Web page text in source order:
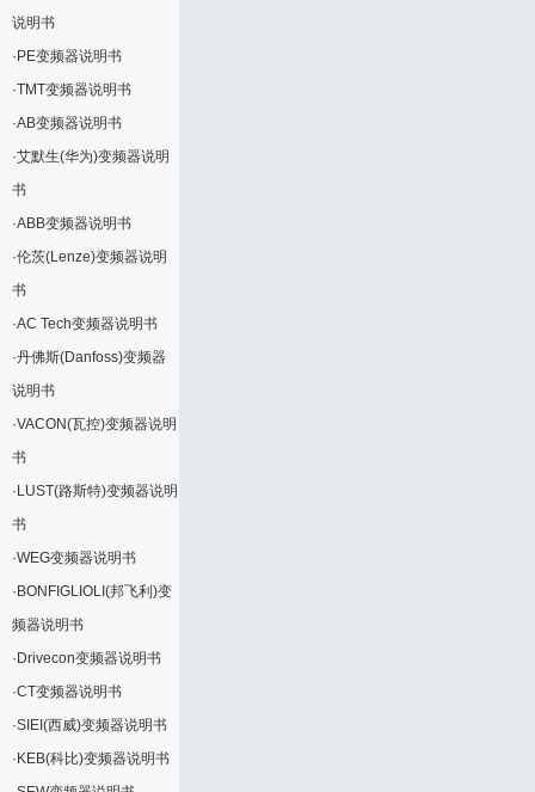
说明书
· PE变频器说明书
·TMT变频器说明书
·AB变频器说明书
·艾默生(华为)变频器说明
书
·ABB变频器说明书
·伦茨(Lenze)变频器说明
书
·AC Tech变频器说明书
·丹佛斯(Danfoss)变频器
说明书
·VACON(瓦控)变频器说明
书
· LUST(路斯特)变频器说明
书
·WEG变频器说明书
· BONFIGLIOLI(邦飞利)变
频器说明书
· Drivecon变频器说明书
·CT变频器说明书
·SIEI(西威)变频器说明书
· KEB(科比)变频器说明书